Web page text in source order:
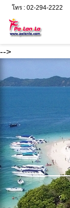
-->
โทร : 02-294-2222